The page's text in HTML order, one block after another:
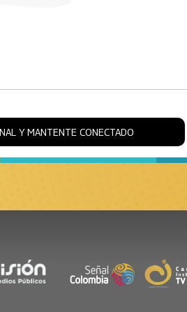
Y MANTENTE CONECTADO